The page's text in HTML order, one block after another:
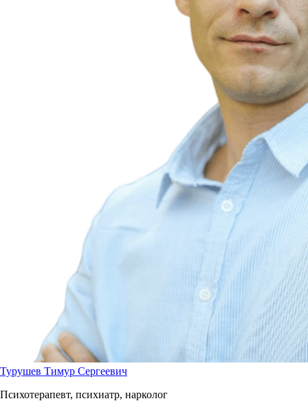
Турушев Тимур Сергеевич
Психотерапевт, психиатр, нарколог